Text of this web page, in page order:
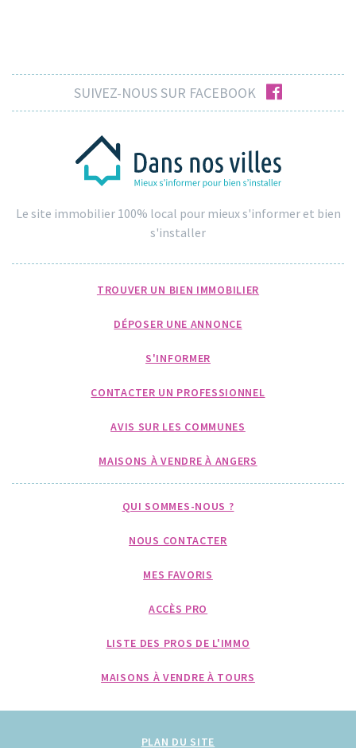
SUIVEZ-NOUS SUR FACEBOOK facebook
Le site immobilier 100% local pour mieux s'informer et bien
s'installer
TROUVER UN BIEN IMMOBILIER
DÉPOSER UNE ANNONCE
S'INFORMER
CONTACTER UN PROFESSIONNEL
AVIS SUR LES COMMUNES
MAISONS À VENDRE À ANGERS
QUI SOMMES-NOUS ?
NOUS CONTACTER
MES FAVORIS
ACCÈS PRO
LISTE DES PROS DE L'IMMO
MAISONS À VENDRE À TOURS
PLAN DU SITE